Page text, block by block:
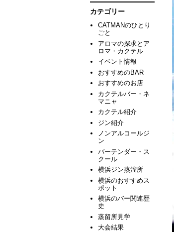
カテゴリー
CATMANのひとり
ごと
アロマの探求とア
ロマ・カクテル
イベント情報
おすすめのBAR
おすすめのお店
カクテルバー・ネ
マニャ
カクテル紹介
ジン紹介
ノンアルコールジ
ン
バーテンダー・ス
クール
横浜ジン蒸溜所
横浜のおすすめス
ポット
横浜のバー関連歴
史
蒸留所見学
大会結果